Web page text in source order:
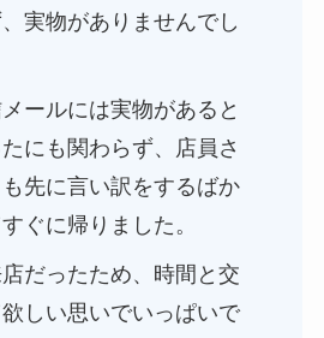
実物がありませんでし
ールには実物があると
にも関わらず、店員さ
先に言い訳をするばか
ぐに帰りました。
だったため、時間と交
しい思いでいっぱいで